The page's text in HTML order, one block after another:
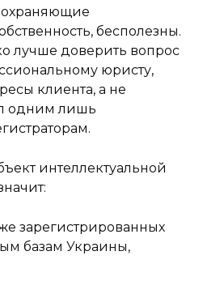
охраняющие
бесполезны.
лучше доверить вопрос
юристу,
клиента, а не
одним лишь
интеллектуальной
зарегистрированных
базам Украины,